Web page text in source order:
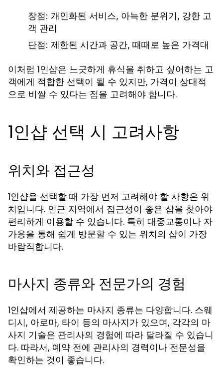
장점: 개인화된 서비스, 아늑한 분위기, 강한 고
객 관리
단점: 제한된 시간과 공간, 때때로 높은 가격대
이처럼 1인샵은 느긋하게 휴식을 취하고 싶어하는 고
객에게 적합한 선택이 될 수 있지만, 가격이 상대적
으로 비쌀 수 있다는 점을 고려해야 합니다.
1인샵 선택 시 고려사항
위치와 접근성
1인샵을 선택할 때 가장 먼저 고려해야 할 사항은 위
치입니다. 인근 지역에서 접근성이 좋은 샵을 찾아야
편리하게 이용할 수 있습니다. 특히 대중교통이나 자
가용을 통해 쉽게 방문할 수 있는 위치의 샵이 가장
바람직합니다.
마사지 종류와 전문가의 경험
1인샵에서 제공하는 마사지 종류는 다양합니다. 스웨
디시, 아로마, 타이 등의 마사지가 있으며, 각각의 마
사지 기술은 관리사의 경험에 따라 달라질 수 있습니
다. 따라서, 예약 전에 관리사의 경력이나 전문성을
확인하는 것이 좋습니다.